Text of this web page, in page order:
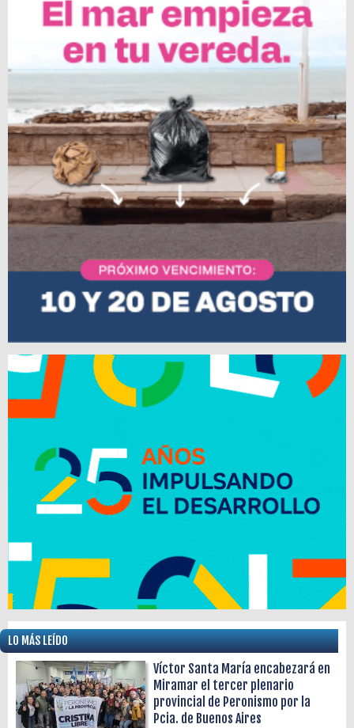
LO MÁS LEÍDO
Víctor Santa María encabezará en
Miramar el tercer plenario
provincial de Peronismo por la
Pcia. de Buenos Aires